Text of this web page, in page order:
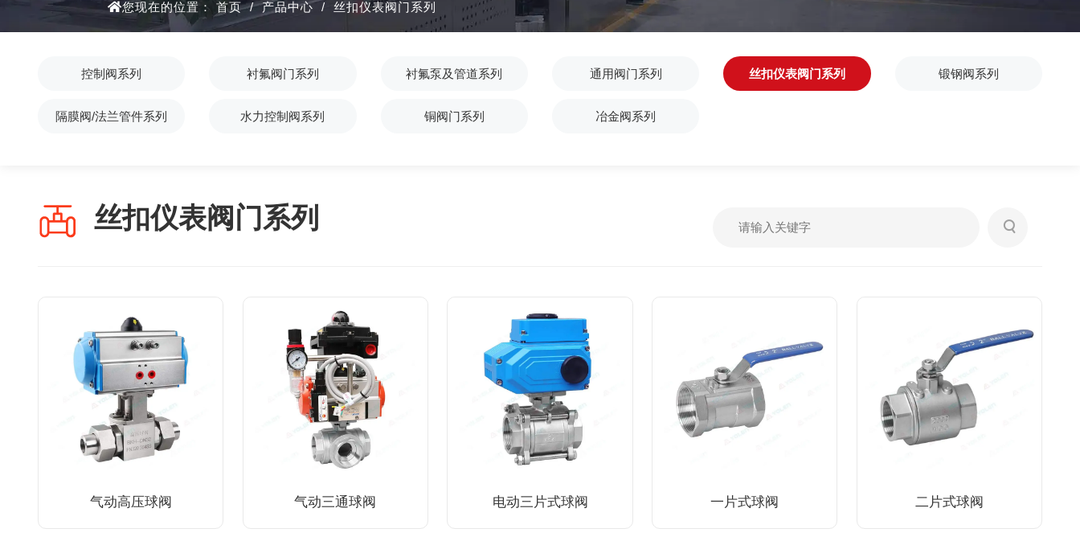
您现在的位置：首页/产品中心/丝扣仪表阀门系列
控制阀系列 衬氟阀门系列 衬氟泵及管道系列 通用阀门系列 丝扣仪表阀门系列 锻钢阀系列
隔膜阀/法兰管件系列 水力控制阀系列 铜阀门系列 冶金阀系列
丝扣仪表阀门系列
气动高压球阀 气动三通球阀 电动三片式球阀 一片式球阀 二片式球阀